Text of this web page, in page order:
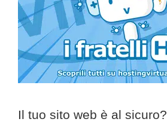
Il tuo sito web è al sicuro?